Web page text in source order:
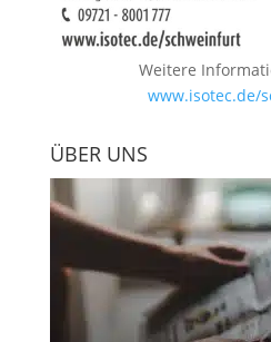
Weitere
www.isotec.de/
ÜBER UNS